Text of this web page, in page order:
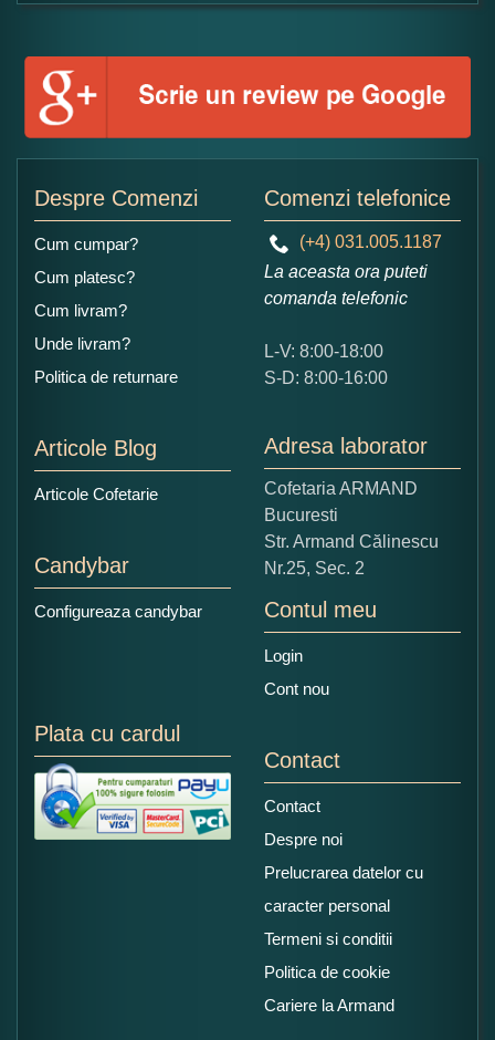
Formular pareri client
Numele dumneavoastra:
Ce nota acordati acestui produs?
5
Copiati alaturi numarul din imagine:
Despre Comenzi
Cum cumpar?
Cum platesc?
Cum livram?
Unde livram?
Politica de returnare
Articole Blog
Articole Cofetarie
Candybar
Configureaza candybar
Comenzi telefonice
(+4) 031.005.1187
La aceasta ora puteti
comanda telefonic
L-V: 8:00-18:00
S-D: 8:00-16:00
Adresa laborator
Cofetaria ARMAND
Bucuresti
Str. Armand Călinescu
Nr.25, Sec. 2
Contul meu
Login
Cont nou
Plata cu cardul
Contact
Contact
Despre noi
Prelucrarea datelor cu
caracter personal
Termeni si conditii
Politica de cookie
Cariere la Armand